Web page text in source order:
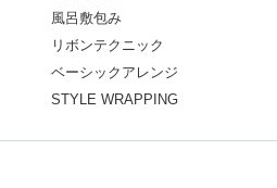
風呂敷包み
リボンテクニック
ベーシックアレンジ
STYLE WRAPPING